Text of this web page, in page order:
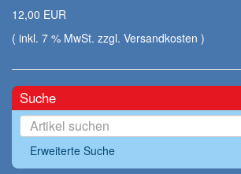
12,00 EUR
( inkl. 7 % MwSt. zzgl. Versandkosten )
Suche
Erweiterte Suche